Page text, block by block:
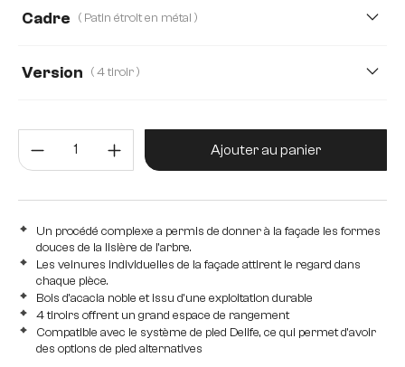
Cadre ( Patin étroit en métal )
Version ( 4 tiroir )
4 portes Quantité de produit : Entrez la
Ajouter au panier
Un procédé complexe a permis de donner à la façade les formes
douces de la lisière de l'arbre.
Les veinures individuelles de la façade attirent le regard dans
chaque pièce.
Bois d'acacia noble et issu d'une exploitation durable
4 tiroirs offrent un grand espace de rangement
Compatible avec le système de pied Delife, ce qui permet d'avoir
des options de pied alternatives